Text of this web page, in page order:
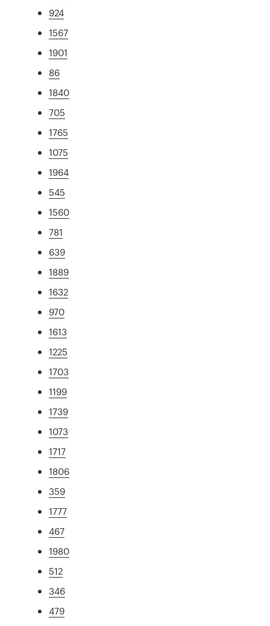
924
1567
1901
86
1840
705
1765
1075
1964
545
1560
781
639
1889
1632
970
1613
1225
1703
1199
1739
1073
1717
1806
359
1777
467
1980
512
346
479